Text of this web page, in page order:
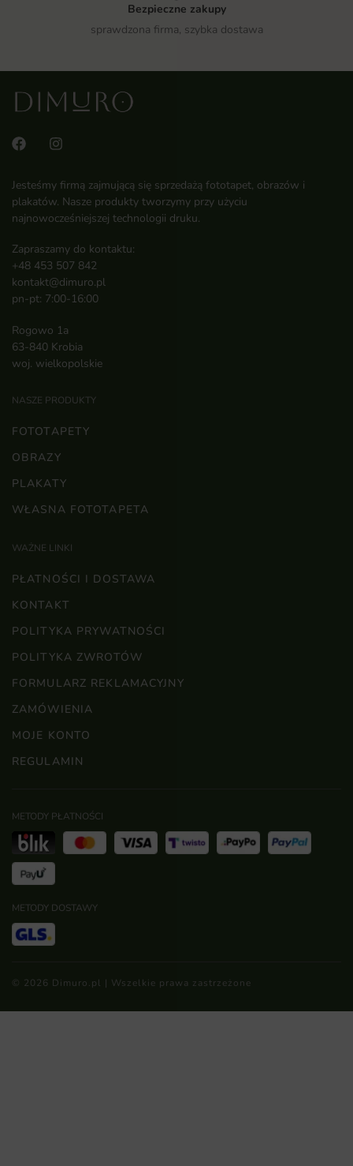
Bezpieczne zakupy
sprawdzona firma, szybka dostawa
Jesteśmy firmą zajmującą się sprzedażą fototapet, obrazów i
plakatów. Nasze produkty tworzymy przy użyciu
najnowocześniejszej technologii druku.
Zapraszamy do kontaktu:
+48 453 507 842
kontakt@dimuro.pl
pn-pt: 7:00-16:00
Rogowo 1a
63-840 Krobia
woj. wielkopolskie
NASZE PRODUKTY
FOTOTAPETY
OBRAZY
PLAKATY
WŁASNA FOTOTAPETA
WAŻNE LINKI
PŁATNOŚCI I DOSTAWA
KONTAKT
POLITYKA PRYWATNOŚCI
POLITYKA ZWROTÓW
FORMULARZ REKLAMACYJNY
ZAMÓWIENIA
MOJE KONTO
REGULAMIN
METODY PŁATNOŚCI
METODY DOSTAWY
© 2026 Dimuro.pl | Wszelkie prawa zastrzeżone